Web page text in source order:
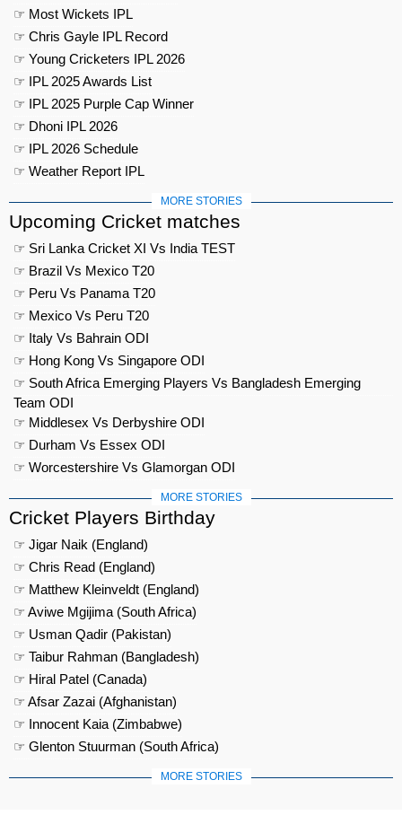
☞ Most Wickets IPL
☞ Chris Gayle IPL Record
☞ Young Cricketers IPL 2026
☞ IPL 2025 Awards List
☞ IPL 2025 Purple Cap Winner
☞ Dhoni IPL 2026
☞ IPL 2026 Schedule
☞ Weather Report IPL
MORE STORIES
Upcoming Cricket matches
☞ Sri Lanka Cricket XI Vs India TEST
☞ Brazil Vs Mexico T20
☞ Peru Vs Panama T20
☞ Mexico Vs Peru T20
☞ Italy Vs Bahrain ODI
☞ Hong Kong Vs Singapore ODI
☞ South Africa Emerging Players Vs Bangladesh Emerging
Team ODI
☞ Middlesex Vs Derbyshire ODI
☞ Durham Vs Essex ODI
☞ Worcestershire Vs Glamorgan ODI
MORE STORIES
Cricket Players Birthday
☞ Jigar Naik (England)
☞ Chris Read (England)
☞ Matthew Kleinveldt (England)
☞ Aviwe Mgijima (South Africa)
☞ Usman Qadir (Pakistan)
☞ Taibur Rahman (Bangladesh)
☞ Hiral Patel (Canada)
☞ Afsar Zazai (Afghanistan)
☞ Innocent Kaia (Zimbabwe)
☞ Glenton Stuurman (South Africa)
MORE STORIES